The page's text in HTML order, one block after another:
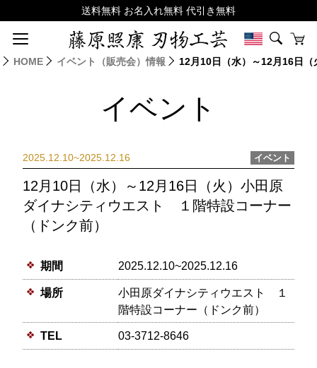
HOME イベント（販売会）情報 12月10日（水）～12月16日
イベント
2025.12.10~2025.12.16 イベント
12月10日（水）～12月16日（火）小田原
ダイナシティウエスト １階特設コーナー
（ドンク前）
期間 2025.12.10~2025.12.16
場所
小田原ダイナシティウエスト １
階特設コーナー（ドンク前）
TEL 03-3712-8646